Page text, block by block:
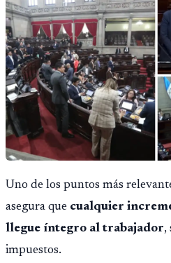
Uno de los puntos más
asegura que cualquier
llegue íntegro al trabajador,
impuestos.